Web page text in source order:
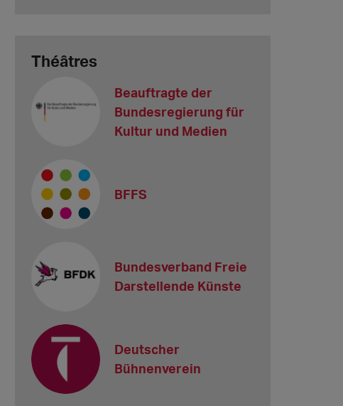
Théâtres
Beauftragte der
Bundesregierung für
Kultur und Medien
BFFS
Bundesverband Freie
Darstellende Künste
Deutscher
Bühnenverein